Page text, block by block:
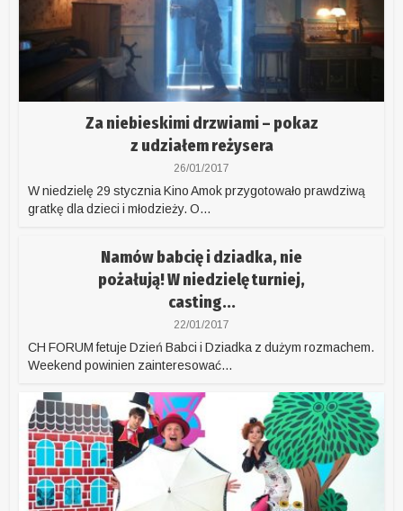
Za niebieskimi drzwiami – pokaz
z udziałem reżysera
26/01/2017
W niedzielę 29 stycznia Kino Amok przygotowało prawdziwą
gratkę dla dzieci i młodzieży. O...
Namów babcię i dziadka, nie
pożałują! W niedzielę turniej,
casting...
22/01/2017
CH FORUM fetuje Dzień Babci i Dziadka z dużym rozmachem.
Weekend powinien zainteresować...